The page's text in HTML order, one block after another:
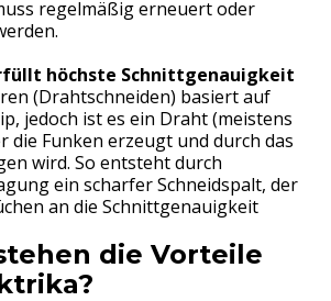
regelmäßig erneuert oder
höchste Schnittgenauigkeit
(Drahtschneiden) basiert auf
jedoch ist es ein Draht (meistens
die Funken erzeugt und durch das
wird. So entsteht durch
ein scharfer Schneidspalt, der
an die Schnittgenauigkeit
die Vorteile